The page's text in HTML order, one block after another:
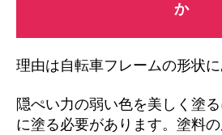
か
理由は自転車フレームの形状に
隠ぺい力の弱い色を美しく塗
に塗る必要があります。塗料の